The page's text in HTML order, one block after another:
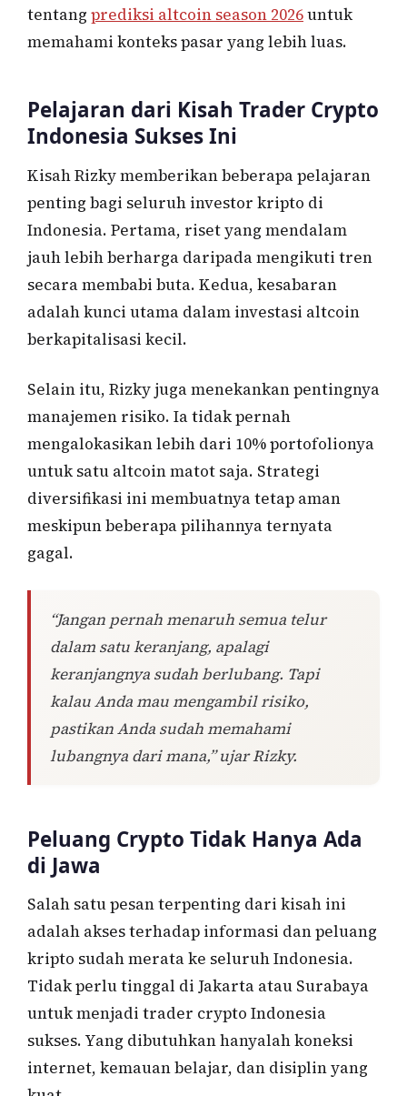
tentang prediksi altcoin season 2026untuk
memahami konteks pasar yang lebih luas.
Pelajaran dari Kisah Trader Crypto
Indonesia Sukses Ini
Kisah Rizky memberikan beberapa pelajaran
penting bagi seluruh investor kripto di
Indonesia. Pertama, riset yang mendalam
jauh lebih berharga daripada mengikuti tren
secara membabi buta. Kedua, kesabaran
adalah kunci utama dalam investasi altcoin
berkapitalisasi kecil.
Selain itu, Rizky juga menekankan pentingnya
manajemen risiko. Ia tidak pernah
mengalokasikan lebih dari 10% portofolionya
untuk satu altcoin matot saja. Strategi
diversifikasi ini membuatnya tetap aman
meskipun beberapa pilihannya ternyata
gagal.
“Jangan pernah menaruh semua telur
dalam satu keranjang, apalagi
keranjangnya sudah berlubang. Tapi
kalau Anda mau mengambil risiko,
pastikan Anda sudah memahami
lubangnya dari mana,” ujar Rizky.
Peluang Crypto Tidak Hanya Ada
di Jawa
Salah satu pesan terpenting dari kisah ini
adalah akses terhadap informasi dan peluang
kripto sudah merata ke seluruh Indonesia.
Tidak perlu tinggal di Jakarta atau Surabaya
untuk menjadi trader crypto Indonesia
sukses. Yang dibutuhkan hanyalah koneksi
internet, kemauan belajar, dan disiplin yang